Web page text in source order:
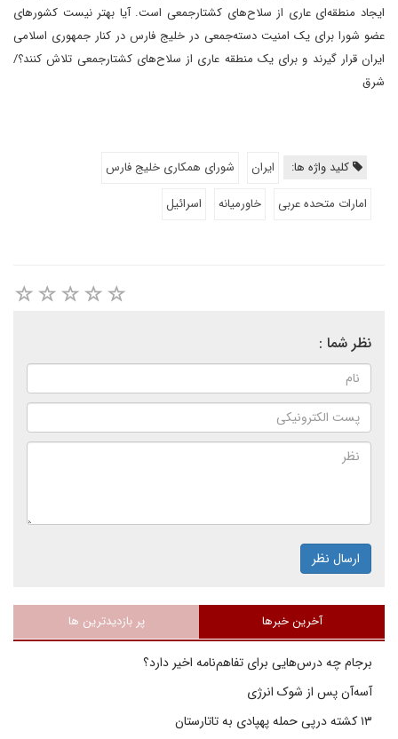
ایجاد منطقه‌ای عاری از سلاح‌های کشتارجمعی است. آیا بهتر نیست کشورهای
عضو شورا برای یک امنیت دسته‌جمعی در خلیج فارس در کنار جمهوری اسلامی
ایران قرار گیرند و برای یک منطقه عاری از سلاح‌های کشتارجمعی تلاش کنند؟/
شرق
کلید واژه ها: ایران
شورای همکاری خلیج فارس
امارات متحده عربی
خاورمیانه اسرائیل
نظر شما :
ارسال نظر
آخرین خبرها پر بازدیدترین ها
برجام چه درس‌هایی برای تفاهم‌نامه اخیر دارد؟
آسه‌آن پس از شوک انرژی